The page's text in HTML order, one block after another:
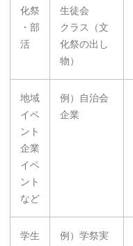
化祭
・部
活
生徒会
クラス（文
化祭の出し
物）
地域
イベ
ント
企業
イベ
ント
など
例）自治会
企業
学生
例）学祭実